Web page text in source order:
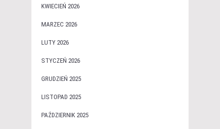
KWIECIEŃ 2026
MARZEC 2026
LUTY 2026
STYCZEŃ 2026
GRUDZIEŃ 2025
LISTOPAD 2025
PAŹDZIERNIK 2025